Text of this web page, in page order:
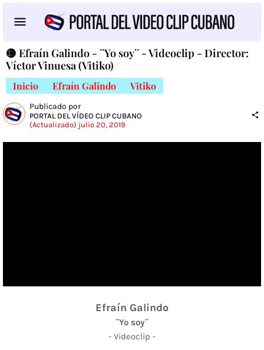
🟡 Efraín Galindo - ¨Yo soy¨ - Videoclip - Director:
Víctor Vinuesa (Vitiko)
Inicio Efraín Galindo Vitiko
Publicado por
PORTAL DEL VÍDEO CLIP CUBANO
(Actualizado) julio 20, 2019
Efraín Galindo
¨Yo soy¨
- Videoclip -